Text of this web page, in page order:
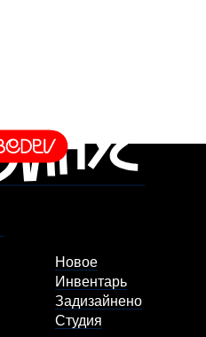
Новое
Инвентарь
Задизайнено
Студия